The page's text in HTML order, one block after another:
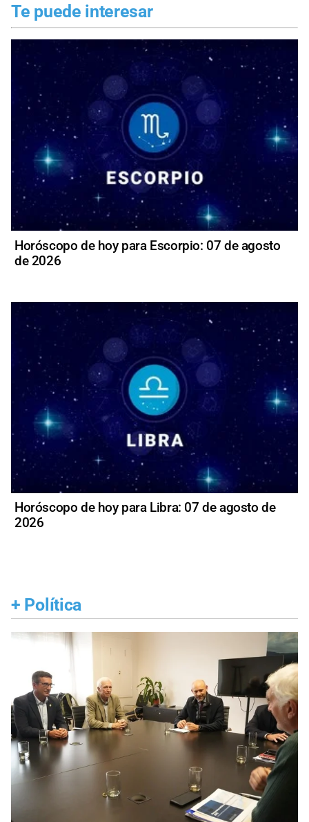
Te puede interesar
Horóscopo de hoy para Escorpio: 07 de agosto
de 2026
Horóscopo de hoy para Libra: 07 de agosto de
2026
+ Política